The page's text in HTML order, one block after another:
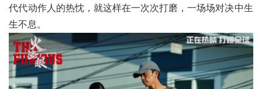
代代动作人的热忱，就这样在一次次打磨，一场场对决中生
生不息。